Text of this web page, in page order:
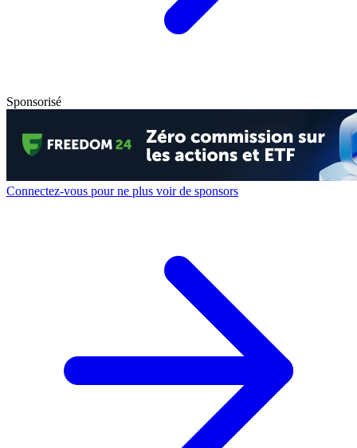
Sponsorisé
Connectez-vous pour ne plus voir de sponsors